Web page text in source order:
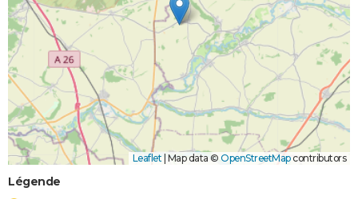
Leaflet | Map data © OpenStreetMapcontributors
Légende